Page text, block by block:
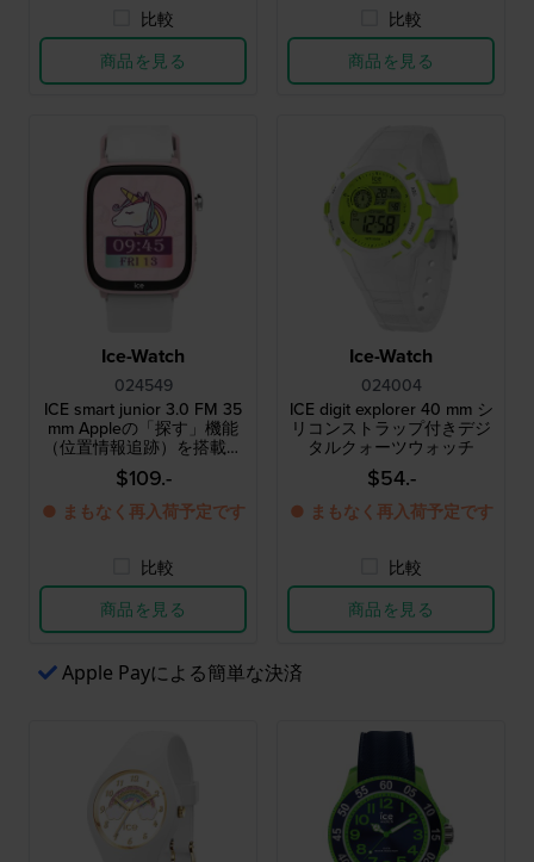
比較
商品を見る
比較
商品を見る
Ice-Watch
024549
ICE smart junior 3.0 FM 35
mm Appleの「探す」機能
（位置情報追跡）を搭載し
たキッズ向けスマートウォ
ッチ
$109.-
● まもなく再入荷予定です
比較
商品を見る
Ice-Watch
024004
ICE digit explorer 40 mm シ
リコンストラップ付きデジ
タルクォーツウォッチ
$54.-
● まもなく再入荷予定です
比較
商品を見る
Apple Payによる簡単な決済